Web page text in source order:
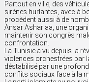
Partout en ville, des
sirènes hurlantes, avec à
procèdent aussi à de
Ansar Ashariaa, une
maintenir son congrès
confrontation.
La Tunisie a vu depuis la
violences orchestrées par
déstabilisé par une
conflits sociaux face à la